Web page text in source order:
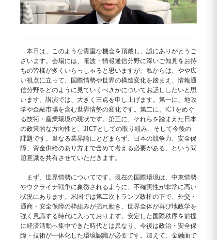
本日は、このような貴重な機会を頂戴し、誠にありがとうご
ざいます。会場には、電波・情報通信分野に深いご知見をお持
ちの皆様が多くいらっしゃると思いますが、私からは、やや広
い視点に立って、国際情勢や世界の構造変化を踏まえ、情報通
信分野をどのように見ていくべきかについてお話ししたいと思
います。講演では、大きく三点を申し上げます。第一に、地政
学や金融市場を含む世界情勢の変化です。第二に、ICTをめぐ
る技術・産業環境の現状です。第三に、それらを踏まえた日本
の政策的な方向性と、JICTとしての取り組み、そして今後の
課題です。単なる業界論にとどまらず、日本の競争力、安全保
障、資金供給のあり方まで含めて考える必要がある、という問
題意識を共有させていただきます。
まず、世界情勢についてです。現在の国際環境は、中東情勢
やウクライナ戦争に象徴されるように、不確実性が非常に高い
状況にあります。米国では第二次トランプ政権の下で、外交・
通商・安全保障の枠組みが揺れ動き、世界全体が再び地政学を
強く意識する時代に入っております。安定した国際秩序を前提
に経済活動へ集中できた時代とは異なり、今後は政治・安全保
障・技術が一体化した環境認識が必要です。加えて、金融面で